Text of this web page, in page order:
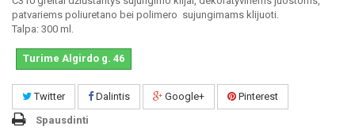
patvariems poliuretano bei polimero sujungimams klijuoti.
Talpa: 300 ml.
Turime Algirdo g. 46
Twitter Dalintis Google+
Pinterest
Spausdinti